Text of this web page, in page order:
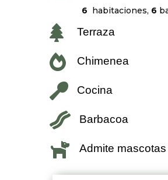
6 habitaciones, 6
 Terraza
 Chimenea
 Cocina
 Barbacoa
 Admite mascotas